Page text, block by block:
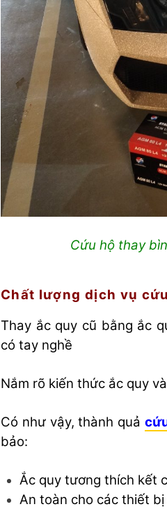
Cứu hộ thay
Chất lượng dịch vụ
Thay ắc quy cũ bằng ắc
có tay nghề
Nắm rõ kiến thức ắc quy
Có như vậy, thành quả
bảo:
Ắc quy tương thích kết
An toàn cho các thiết